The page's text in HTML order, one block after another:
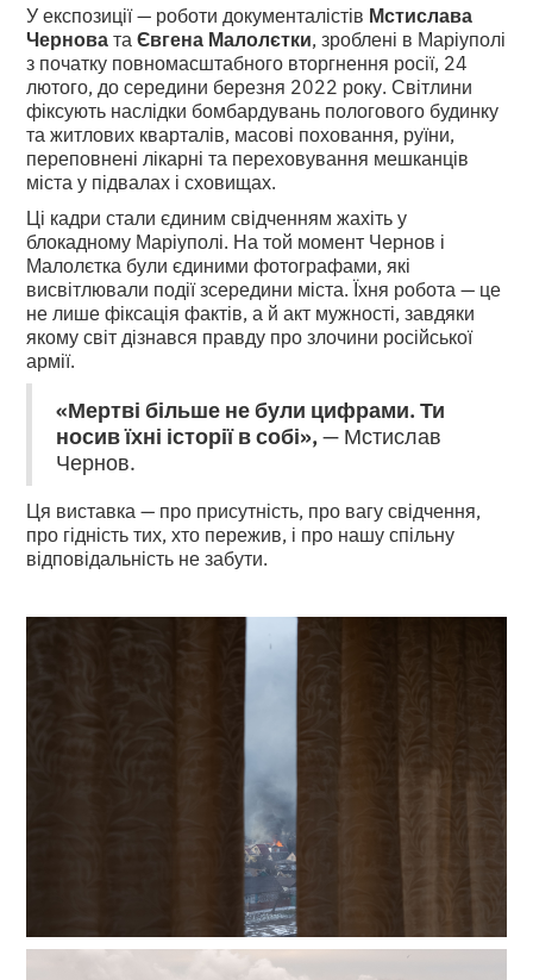
У експозиції — роботи документалістів Мстислава
ЧерноватаЄвгена Малолєтки, зроблені в Маріуполі
з початку повномасштабного вторгнення росії, 24
лютого, до середини березня 2022 року. Світлини
фіксують наслідки бомбардувань пологового будинку
та житлових кварталів, масові поховання, руїни,
переповнені лікарні та переховування мешканців
міста у підвалах і сховищах.
Ці кадри стали єдиним свідченням жахіть у
блокадному Маріуполі. На той момент Чернов і
Малолєтка були єдиними фотографами, які
висвітлювали події зсередини міста. Їхня робота — це
не лише фіксація фактів, а й акт мужності, завдяки
якому світ дізнався правду про злочини російської
армії.
«Мертві більше не були цифрами. Ти
носив їхні історії в собі»,— Мстислав
Чернов.
Ця виставка — про присутність, про вагу свідчення,
про гідність тих, хто пережив, і про нашу спільну
відповідальність не забути.